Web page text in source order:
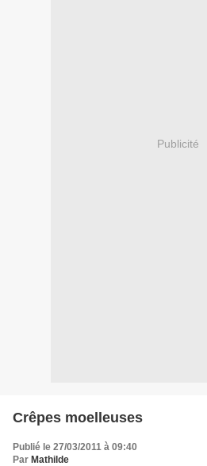
Publicité
Crêpes moelleuses
Publié le 27/03/2011 à 09:40
Par Mathilde